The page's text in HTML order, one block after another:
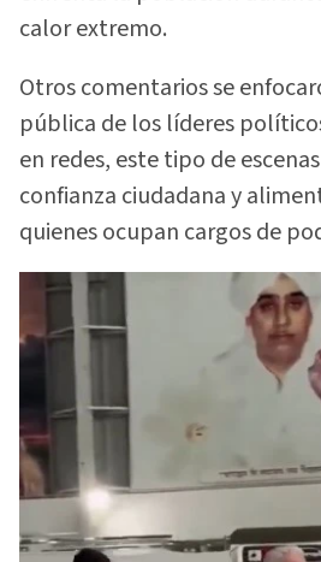
calor extremo.
Otros comentarios se
pública de los líderes
en redes, este tipo de
confianza ciudadana y
quienes ocupan cargos de